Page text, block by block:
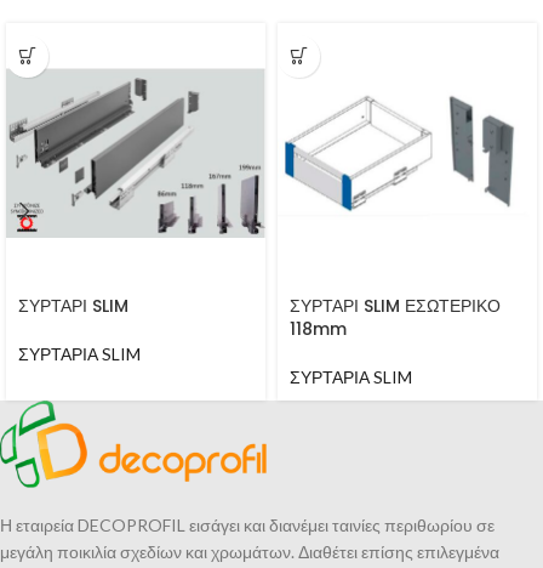
ΣΥΡΤΑΡΙ SLIM
ΣΥΡΤΑΡΙΑ SLIM
ΣΥΡΤΑΡΙ SLIM ΕΣΩΤΕΡΙΚΟ
118mm
ΣΥΡΤΑΡΙΑ SLIM
Η εταιρεία DECOPROFIL εισάγει και διανέμει ταινίες περιθωρίου σε
μεγάλη ποικιλία σχεδίων και χρωμάτων. Διαθέτει επίσης επιλεγμένα